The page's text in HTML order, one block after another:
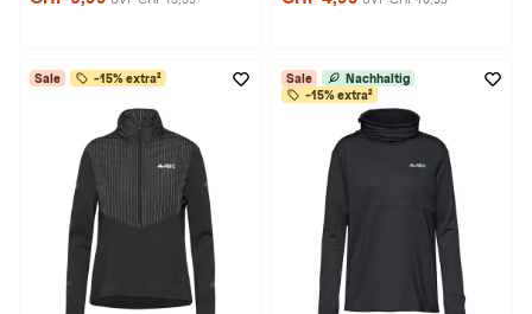
Sale -15% extra² Sale
Nachhaltig
-15% extra²